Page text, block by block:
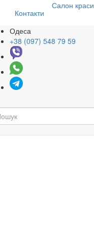
Контакти
Салон краси
Одеса
+38 (097) 548 79 59